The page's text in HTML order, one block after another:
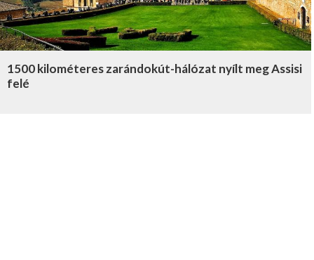
1500 kilométeres zarándokút-hálózat nyílt meg Assisi
felé